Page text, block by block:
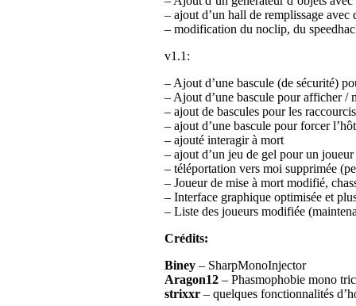
– ajout d’un hall de remplissage avec
– modification du noclip, du
v1.1:
– Ajout d’une bascule (de sécurité)
– Ajout d’une bascule pour afficher /
– ajout de bascules pour les
– ajout d’une bascule pour forcer
– ajouté interagir à mort
– ajout d’un jeu de gel pour un
– téléportation vers moi supprimée
– Joueur de mise à mort modifié,
– Interface graphique optimisée et
– Liste des joueurs modifiée
Crédits:
Biney – SharpMonoInjector
Aragon12 – Phasmophobie mono
strixxr – quelques fonctionnalités